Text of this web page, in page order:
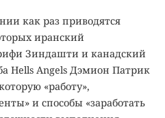
как раз приводятся
иранский
Зиндашти и канадский
Hells Angels Дэмион Патрик
«работу»,
и способы «заработать